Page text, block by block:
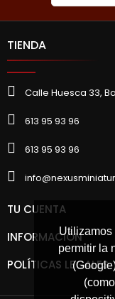
Utilizamos
permitir la
TIENDA
Calle Huesca 33,
613 95 93 96
613 95 93 96
TU CUENTA
INFORMACIÓN
POLÍTICAS LEGALES